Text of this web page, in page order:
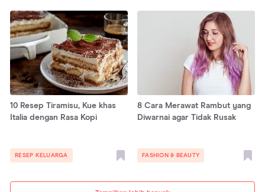
10 Resep Tiramisu, Kue khas
Italia dengan Rasa Kopi
RESEP KELUARGA
8 Cara Merawat Rambut yang
Diwarnai agar Tidak Rusak
FASHION & BEAUTY